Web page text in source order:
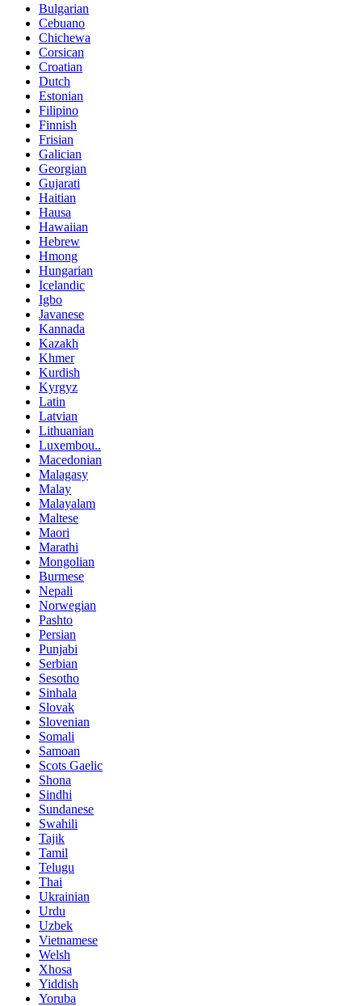
Bulgarian
Cebuano
Chichewa
Corsican
Croatian
Dutch
Estonian
Filipino
Finnish
Frisian
Galician
Georgian
Gujarati
Haitian
Hausa
Hawaiian
Hebrew
Hmong
Hungarian
Icelandic
Igbo
Javanese
Kannada
Kazakh
Khmer
Kurdish
Kyrgyz
Latin
Latvian
Lithuanian
Luxembou..
Macedonian
Malagasy
Malay
Malayalam
Maltese
Maori
Marathi
Mongolian
Burmese
Nepali
Norwegian
Pashto
Persian
Punjabi
Serbian
Sesotho
Sinhala
Slovak
Slovenian
Somali
Samoan
Scots Gaelic
Shona
Sindhi
Sundanese
Swahili
Tajik
Tamil
Telugu
Thai
Ukrainian
Urdu
Uzbek
Vietnamese
Welsh
Xhosa
Yiddish
Yoruba